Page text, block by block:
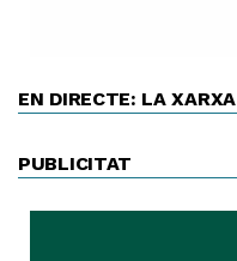
EN DIRECTE: LA XARXA
PUBLICITAT